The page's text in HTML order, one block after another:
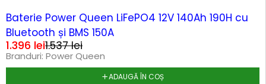
Baterie Power Queen LiFePO4 12V 140Ah 190H cu
Bluetooth și BMS 150A
1.537lei
1.396 lei
Branduri: Power Queen
ADAUGĂ ÎN COȘ